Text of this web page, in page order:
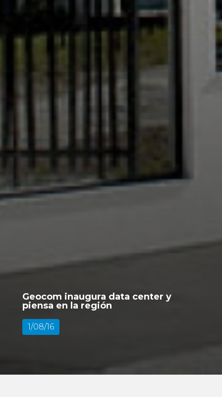
Geocom inaugura data center y
piensa en la región
1/08/16